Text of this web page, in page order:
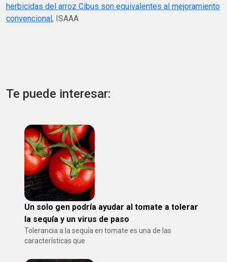
herbicidas del arroz Cibus son equivalentes al mejoramiento
convencional, ISAAA
Te puede interesar:
Un solo gen podría ayudar al tomate a tolerar
la sequía y un virus de paso
Tolerancia a la sequía en tomate es una de las
características que